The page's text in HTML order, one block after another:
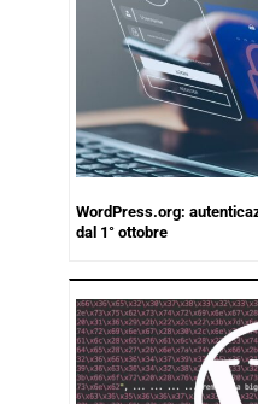
WordPress.org:
dal 1° ottobre